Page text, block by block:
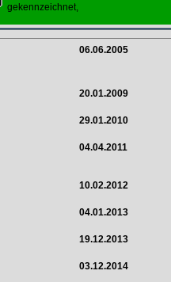
gekennzeichnet,
06.06.2005
20.01.2009
29.01.2010
04.04.2011
10.02.2012
04.01.2013
19.12.2013
03.12.2014